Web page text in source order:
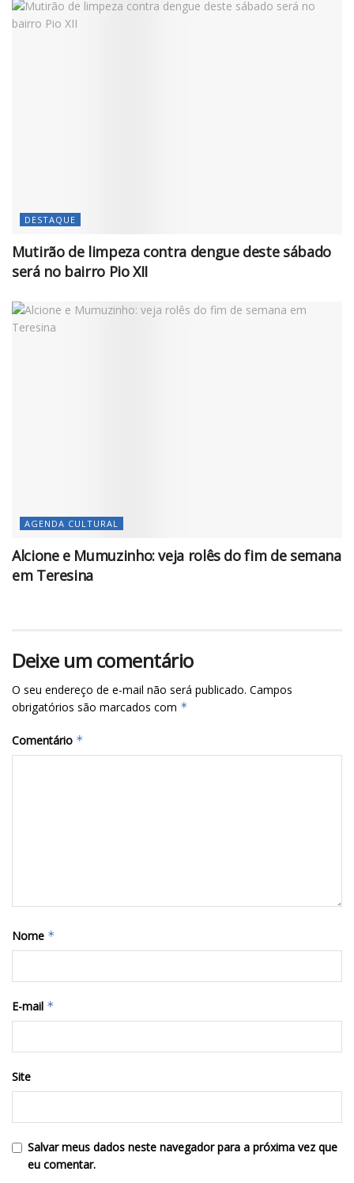
DESTAQUE
Mutirão de limpeza contra dengue deste sábado
será no bairro Pio XII
AGENDA CULTURAL
Alcione e Mumuzinho: veja rolês do fim de semana
em Teresina
Deixe um comentário
O seu endereço de e-mail não será publicado. Campos
obrigatórios são marcados com *
Comentário *
Nome *
E-mail *
Site
Salvar meus dados neste navegador para a próxima vez que
eu comentar.